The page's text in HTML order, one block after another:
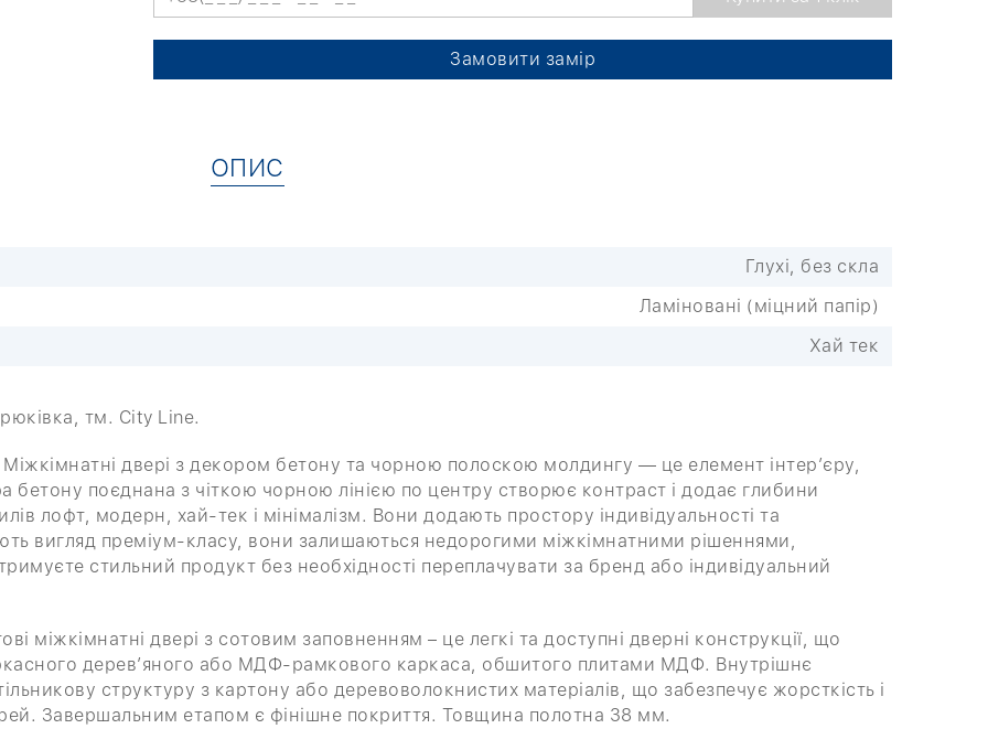
Замовити замір
ОПИС
Глухі, без скла
Ламіновані (міцний папір)
Хай тек
тм. City Line.
Міжкімнатні двері з декором бетону та чорною полоскою молдингу — це елемент інтер’єру,
бетону поєднана з чіткою чорною лінією по центру створює контраст і додає глибини
лофт, модерн, хай-тек і мінімалізм. Вони додають простору індивідуальності та
вигляд преміум-класу, вони залишаються недорогими міжкімнатними рішеннями,
стильний продукт без необхідності переплачувати за бренд або індивідуальний
міжкімнатні двері з сотовим заповненням – це легкі та доступні дверні конструкції, що
дерев’яного або МДФ-рамкового каркаса, обшитого плитами МДФ. Внутрішнє
структуру з картону або деревоволокнистих матеріалів, що забезпечує жорсткість і
Завершальним етапом є фінішне покриття. Товщина полотна 38 мм.